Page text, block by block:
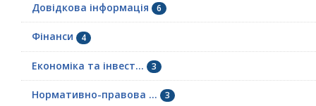
Довідкова інформація 6
Фінанси 4
Економіка та інвест... 3
Нормативно-правова ... 3